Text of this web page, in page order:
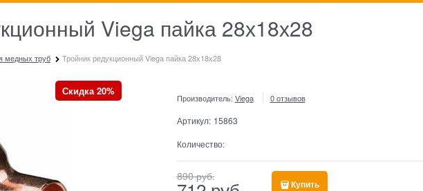
Viega пайка 28х18х28
медных труб Тройник редукционный Viega пайка 28х18х28
Скидка 20%
Производитель: Viega 0 отзывов
Артикул: 15863
Количество:
890 руб.
Купить